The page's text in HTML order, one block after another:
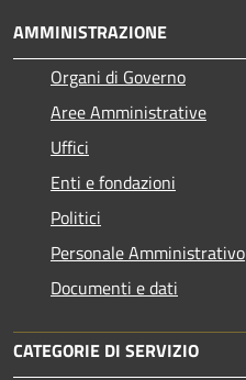
AMMINISTRAZIONE
Organi di Governo
Aree Amministrative
Uffici
Enti e fondazioni
Politici
Personale Amministrativo
Documenti e dati
CATEGORIE DI SERVIZIO